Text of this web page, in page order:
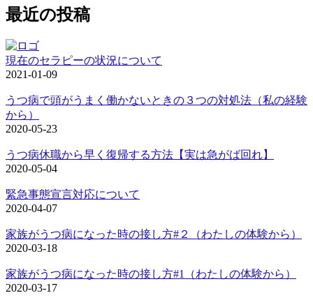
最近の投稿
現在のセラピーの状況について
2021-01-09
うつ病で頭がうまく働かないときの３つの対処法（私の経験
から）
2020-05-23
うつ病休職から早く復帰する方法【実は急がば回れ】
2020-05-04
緊急事態宣言対応について
2020-04-07
家族がうつ病になった時の接し方#２（わたしの体験から）
2020-03-18
家族がうつ病になった時の接し方#1（わたしの体験から）
2020-03-17